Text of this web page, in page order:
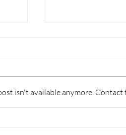
isn't available anymore.